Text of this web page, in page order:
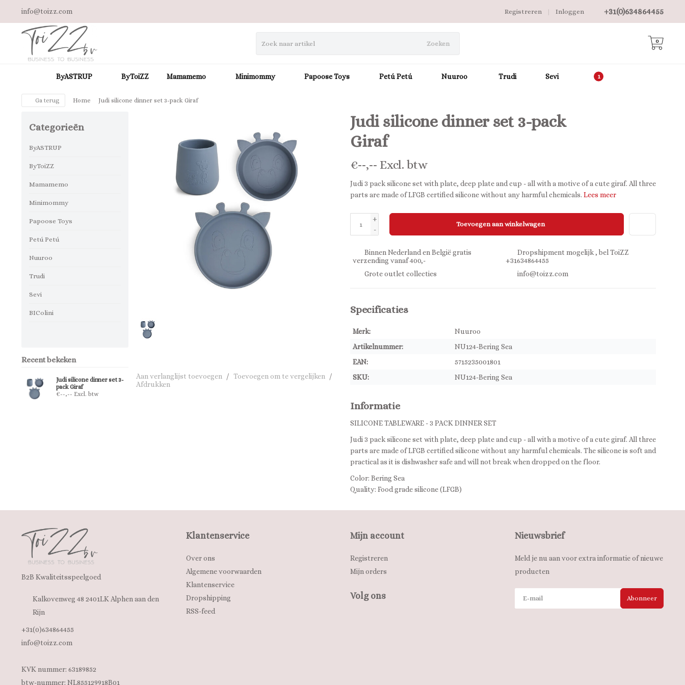
info@toizz.com +31(0)634864455
Inloggen
|
Registreren
Zoeken 0
ByASTRUP ByToiZZ Mamamemo Minimommy Papoose Toys Petú Petú Nuuroo Trudi Sevi
Ga terug Home Judi silicone dinner set 3-pack Giraf
Categorieën
ByASTRUP
ByToiZZ
Mamamemo
Minimommy
Papoose Toys
Petú Petú
Nuuroo
Trudi
Sevi
BIColini
Recent bekeken
Judi silicone dinner set 3-
pack Giraf
€--,-- Excl. btw
Aan verlanglijst toevoegen / Toevoegen om te vergelijken
/
Afdrukken
Judi silicone dinner set 3-pack
Giraf
€--,-- Excl. btw
Judi 3 pack silicone set with plate, deep plate and cup - all with a motive of a cute giraf. All three
parts are made of LFGB certified silicone without any harmful chemicals. Lees meer
+
-
Toevoegen aan winkelwagen
Binnen Nederland en België gratis
verzending vanaf 400,-
Dropshipment mogelijk , bel ToiZZ
+31634864455
Grote outlet collecties
info@toizz.com
Specificaties
Merk:
Nuuroo
Artikelnummer:
NU124-Bering Sea
EAN:
5715235001801
SKU:
NU124-Bering Sea
Informatie
SILICONE TABLEWARE - 3 PACK DINNER SET
Judi 3 pack silicone set with plate, deep plate and cup - all with a motive of a cute giraf. All three
parts are made of LFGB certified silicone without any harmful chemicals. The silicone is soft and
practical as it is dishwasher safe and will not break when dropped on the floor.
Color: Bering Sea
Quality: Food grade silicone (LFGB)
B2B Kwaliteitsspeelgoed
Kalkovenweg 48 2401LK Alphen aan den
Rijn
+31(0)634864455
info@toizz.com
KVK nummer: 63189852
btw-nummer: NL855129918B01
Klantenservice
Over ons
Algemene voorwaarden
Klantenservice
Dropshipping
RSS-feed
Mijn account
Registreren
Mijn orders
Volg ons
Nieuwsbrief
Meld je nu aan voor extra informatie of nieuwe
producten
Abonneer